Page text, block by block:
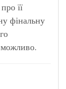
її
фінальну